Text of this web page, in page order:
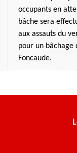
occupants en
bâche sera
aux assauts du
pour un bâchage
Foncaude.